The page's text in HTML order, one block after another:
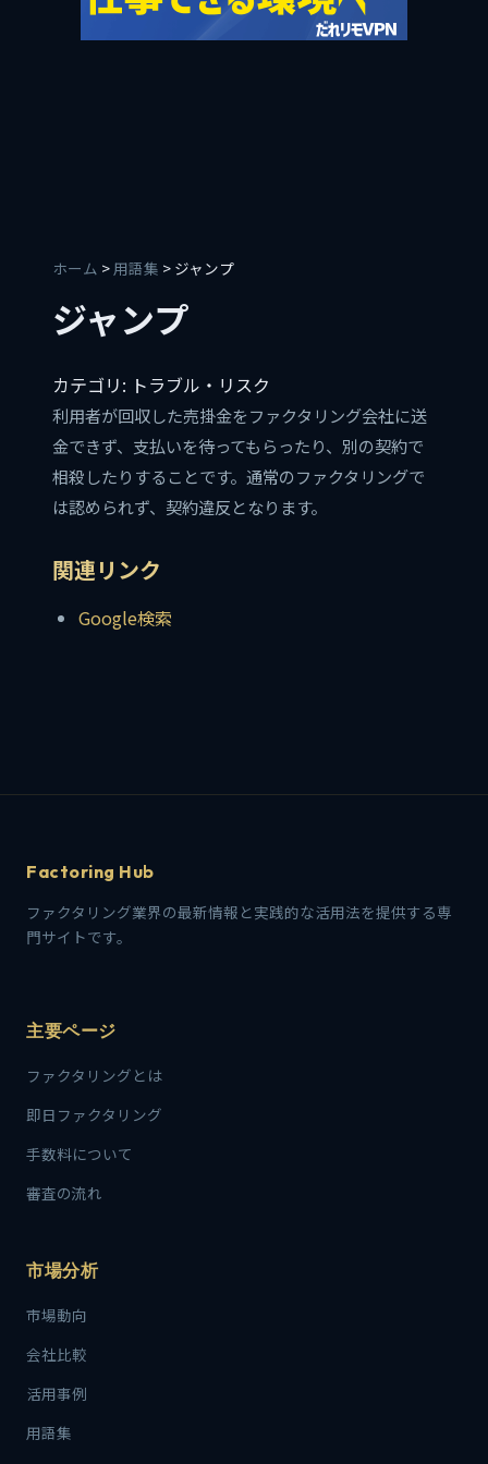
ホーム >用語集 > ジャンプ
ジャンプ
カテゴリ: トラブル・リスク
利用者が回収した売掛金をファクタリング会社に送
金できず、支払いを待ってもらったり、別の契約で
相殺したりすることです。通常のファクタリングで
は認められず、契約違反となります。
関連リンク
Google検索
Factoring Hub
ファクタリング業界の最新情報と実践的な活用法を提供する専
門サイトです。
主要ページ
ファクタリングとは
即日ファクタリング
手数料について
審査の流れ
市場分析
市場動向
会社比較
活用事例
用語集